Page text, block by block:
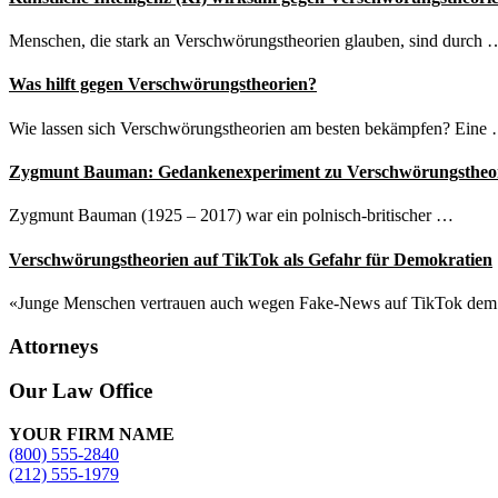
Menschen, die stark an Verschwörungstheorien glauben, sind durch
Was hilft gegen Verschwörungstheorien?
Wie lassen sich Verschwörungstheorien am besten bekämpfen? Eine
Zygmunt Bauman: Gedankenexperiment zu
Zygmunt Bauman (1925 – 2017) war ein polnisch-britischer …
Verschwörungstheorien auf TikTok als Gefahr für Demokratien
«Junge Menschen vertrauen auch wegen Fake-News auf TikTok
Attorneys
Site
Footer
Our Law Office
YOUR FIRM NAME
(800) 555-2840
(212) 555-1979